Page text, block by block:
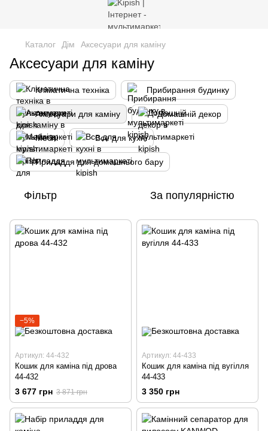
Каталог Дім Аксесуари для каміну
Аксесуари для каміну
Кліматична техніка Прибирання будинку
Аксесуари для каміну Домашній декор
Меблі Все для кухні
Приладдя для домашнього бару
Фільтр За популярністю
−5%
Артикул: 44-432
Кошик для каміна під дрова
44-432
3 677 грн 3 871 грн
Артикул: 44-433
Кошик для каміна під вугілля
44-433
3 350 грн